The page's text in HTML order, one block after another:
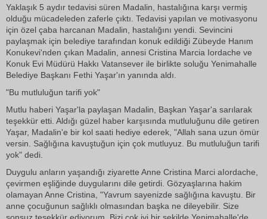
Yaklaşık 5 aydır tedavisi süren Madalin, hastalığına karşı vermiş
olduğu mücadeleden zaferle çıktı. Tedavisi yapılan ve motivasyonu
için özel çaba harcanan Madalin, hastalığını yendi. Sevincini
paylaşmak için belediye tarafından konuk edildiği Zübeyde Hanım
Konukevi'nden çıkan Madalin, annesi Cristina Marcia Iordache ve
Konuk Evi Müdürü Hakkı Vatansever ile birlikte soluğu Yenimahalle
Belediye Başkanı Fethi Yaşar'ın yanında aldı.
"Bu mutluluğun tarifi yok"
Mutlu haberi Yaşar'la paylaşan Madalin, Başkan Yaşar'a sarılarak
teşekkür etti. Aldığı güzel haber karşısında mutluluğunu dile getiren
Yaşar, Madalin'e bir kol saati hediye ederek, "Allah sana uzun ömür
versin. Sağlığına kavuştuğun için çok mutluyuz. Bu mutluluğun tarifi
yok" dedi.
Duygulu anların yaşandığı ziyarette Anne Cristina Marci aIordache,
çevirmen eşliğinde duygularını dile getirdi. Gözyaşlarına hakim
olamayan Anne Cristina, "Yavrum sayenizde sağlığına kavuştu. Bir
anne çocuğunun sağlıklı olmasından başka ne dileyebilir. Size